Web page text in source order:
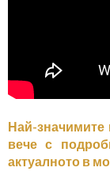
Най-значимите
вече с
актуалното в